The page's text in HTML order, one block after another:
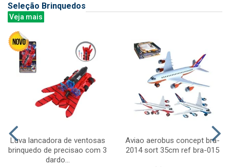
Seleção Brinquedos
Veja mais
Luva lancadora de ventosas
brinquedo de precisao com 3
dardo...
Aviao aerobus concept bra-
2014 sort 35cm ref bra-015